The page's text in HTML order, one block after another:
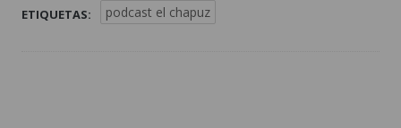
ETIQUETAS: podcast el chapuz